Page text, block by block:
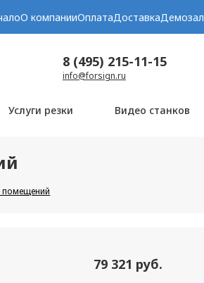
О компанииОплатаДоставкаДемозал
8 (495) 215-11-15
info@forsign.ru
Услуги резки Видео станков
помещений
79 321 руб.